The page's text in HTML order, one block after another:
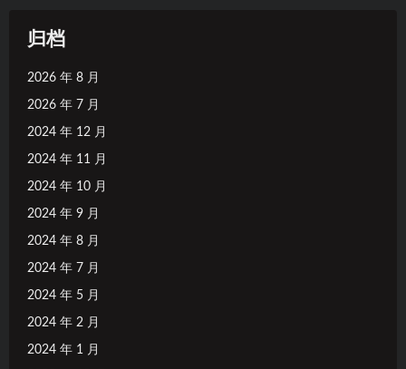
归档
2026 年 8 月
2026 年 7 月
2024 年 12 月
2024 年 11 月
2024 年 10 月
2024 年 9 月
2024 年 8 月
2024 年 7 月
2024 年 5 月
2024 年 2 月
2024 年 1 月